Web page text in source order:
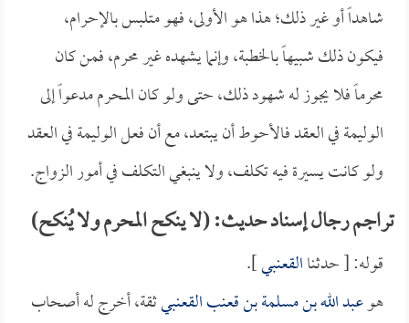
شاهداً أو غير ذلك؛ هذا هو الأولى، فهو متلبس بالإحرام،
فيكون ذلك شبيهاً بالخطبة، وإنما يشهده غير محرم، فمن كان
محرماً فلا يجوز له شهود ذلك، حتى ولو كان المحرم مدعواً إلى
الوليمة في العقد فالأحوط أن يبتعد، مع أن فعل الوليمة في العقد
ولو كانت يسيرة فيه تكلف، ولا ينبغي التكلف في أمور الزواج.
تراجم رجال إسناد حديث: (لا ينكح المحرم ولا يُنكح)
قوله: [ حدثناالقعنبي].
هوعبد الله بن مسلمة بن قعنب القعنبيثقة، أخرج له أصحاب